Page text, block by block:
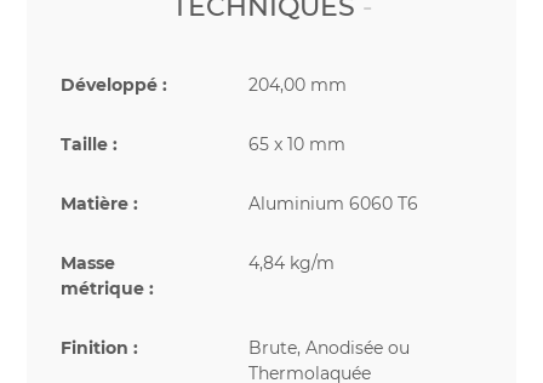
Développé : 204,00 mm
Taille : 65 x 10 mm
Matière : Aluminium 6060 T6
Masse
métrique :
4,84 kg/m
Finition :
Brute, Anodisée ou
Thermolaquée